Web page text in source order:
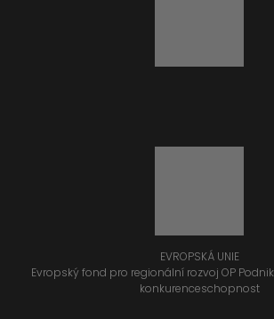
EVROPSKÁ UNIE
Evropský fond pro regionální rozvoj OP
konkurenceschopnost